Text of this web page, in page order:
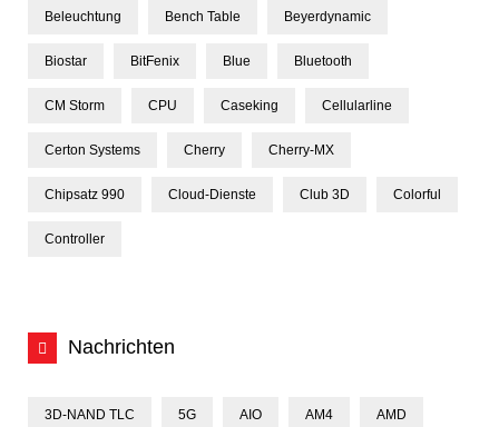
Beleuchtung Bench Table Beyerdynamic
Biostar BitFenix Blue Bluetooth
CM Storm CPU Caseking Cellularline
Certon Systems Cherry Cherry-MX
Chipsatz 990 Cloud-Dienste Club 3D Colorful
Controller
Nachrichten
3D-NAND TLC 5G AIO AM4 AMD